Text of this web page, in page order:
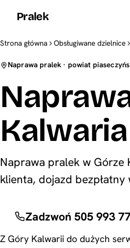
Pralek
Strona główna Obsługiwane dzielnice
Naprawa pralek · powiat
Kalwaria
Naprawa pralek w
klienta, dojazd bezpłatny
Zadzwoń 505 993
Z Góry Kalwarii do dużych